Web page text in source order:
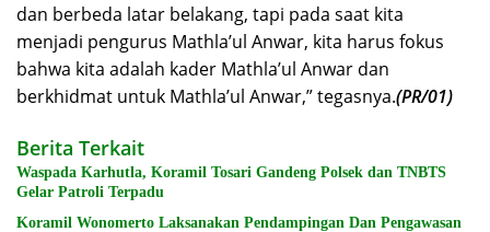
dan berbeda latar belakang, tapi pada saat kita
menjadi pengurus Mathla’ul Anwar, kita harus fokus
bahwa kita adalah kader Mathla’ul Anwar dan
berkhidmat untuk Mathla’ul Anwar,” tegasnya.(PR/01)
Berita Terkait
Waspada Karhutla, Koramil Tosari Gandeng Polsek dan TNBTS
Gelar Patroli Terpadu
Koramil Wonomerto Laksanakan Pendampingan Dan Pengawasan